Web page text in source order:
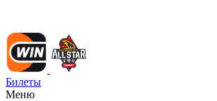
Билеты
Меню